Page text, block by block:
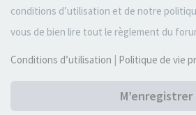
conditions d’utilisation et de notre
vous de bien lire tout le règlement du
Conditions d’utilisation | Politique de vie
M’enregistrer